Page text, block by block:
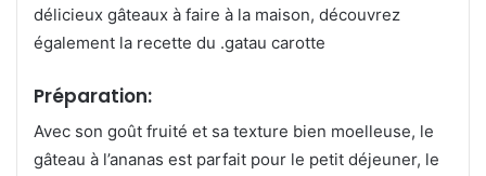
délicieux gâteaux à faire à la maison, découvrez
également la recette du .gatau carotte
Préparation:
Avec son goût fruité et sa texture bien moelleuse, le
gâteau à l’ananas est parfait pour le petit déjeuner, le